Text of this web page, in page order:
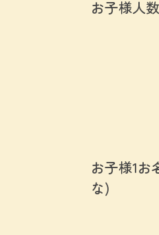
お子様人数
お子様1お
な)